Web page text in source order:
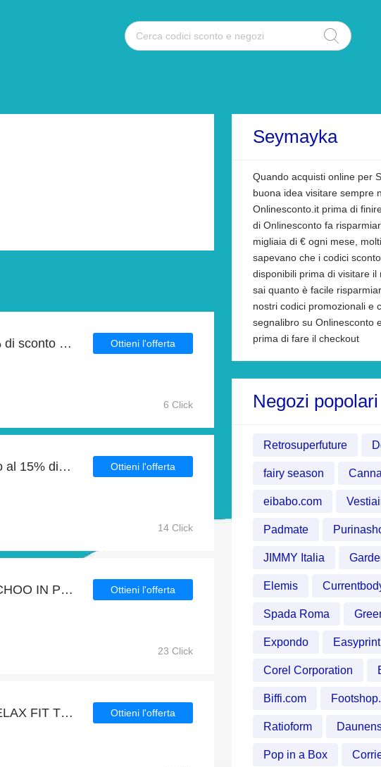
15% di sconto sulla spesa minima + 8% di sconto sui Pantaloni della tuta Ottieni l'offerta
6 Click
Godetevi 5% di sconti su Stivaletti e fino al 15% di sconto sugli altri Ottieni l'offerta
14 Click
Prendi 4€ di sconto sui ZAINO JIMMY CHOO IN PELLE CON BORCHIE A STELLA e molto altro Ottieni l'offerta
23 Click
Fino al 7% di sconto sui CARDIGAN RELAX FIT THOM BROWNE 4 BARRE Ottieni l'offerta
Seymayka
Quando acquisti online per
buona idea visitare sempre
Onlinesconto.it prima di
di Onlinesconto fa
migliaia di € ogni mese,
sapevano che i codici
disponibili prima di visitare
sai quanto è facile
nostri codici promozionali e
segnalibro su Onlinesconto
prima di fare il checkout
Negozi popolari
Retrosuperfuture
fairy season
eibabo.com
Padmate
JIMMY Italia
Elemis
Spada Roma
Expondo Easyprint
Corel Corporation
Biffi.com
Ratioform
Pop in a Box